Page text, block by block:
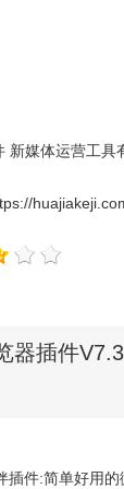
的报
HEADER-
新媒体运营工具
器插件
插件:简单好用